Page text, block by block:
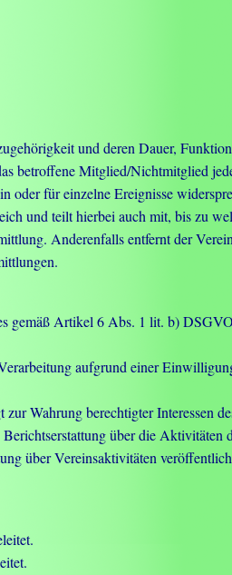
und deren Dauer,
betroffene Mitglied/Nichtmitglied
oder für einzelne Ereignisse
und teilt hierbei auch mit, bis zu
Anderenfalls entfernt der
gemäß Artikel 6 Abs. 1 lit. b)
aufgrund einer
Wahrung berechtigter Interessen
über die Aktivitäten
über Vereinsaktivitäten